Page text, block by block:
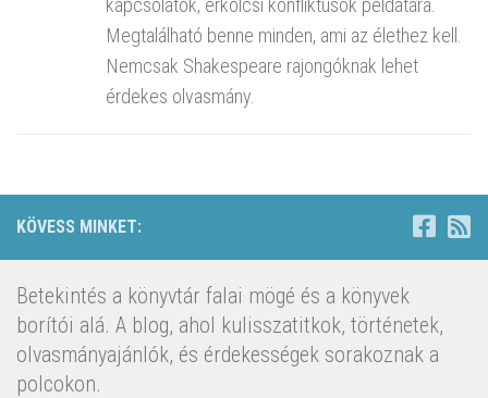
Megtalálható benne minden, ami az élethez kell.
Nemcsak Shakespeare rajongóknak lehet
érdekes olvasmány.
KÖVESS MINKET:
Betekintés a könyvtár falai mögé és a könyvek
borítói alá. A blog, ahol kulisszatitkok, történetek,
olvasmányajánlók, és érdekességek sorakoznak a
polcokon.